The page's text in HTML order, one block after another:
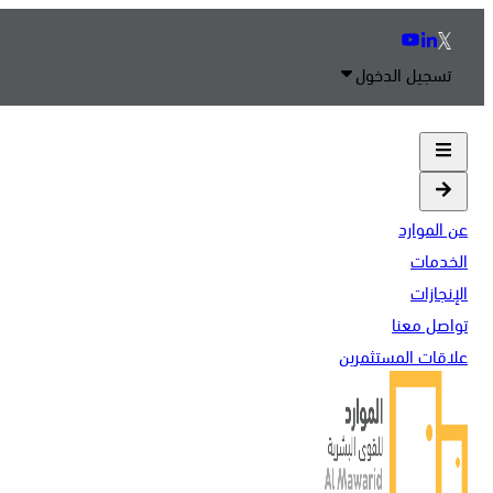
تسجيل الدخول
عن الموارد
الخدمات
الإنجازات
تواصل معنا
علاقات المستثمرين